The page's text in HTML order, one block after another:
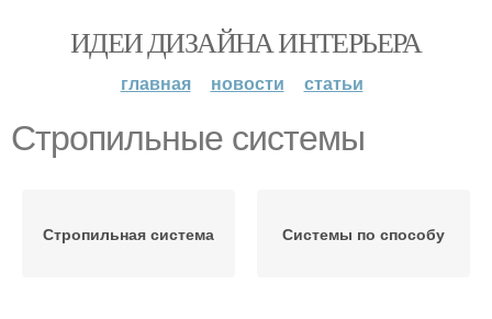
ИДЕИ ДИЗАЙНА ИНТЕРЬЕРА
главная новости статьи
Стропильные системы
Стропильная система Системы по способу